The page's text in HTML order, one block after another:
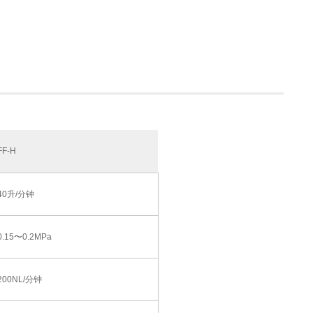
H
升/分钟
〜0.2MPa
分钟